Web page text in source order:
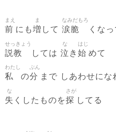
前
まえ
にも増
ま
して 涙脆
なみだもろ
くなっ
説教
せっきょう
しては 泣
な
き 始
はじ
めて
私
わたし
の分
ぶん
まで しあわせにな
失
な
くしたものを探
さが
してる